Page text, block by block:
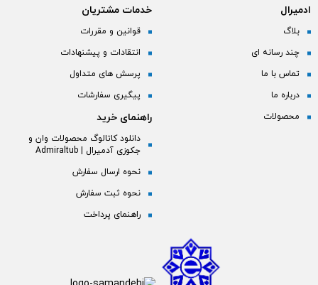
ادمیرال
بلاگ
چند رسانه ای
تماس با ما
درباره ما
محصولات
خدمات مشتریان
قوانین و مقررات
انتقادات و پیشنهادات
پرسش های متداول
پیگیری سفارشات
راهنمای خرید
دانلود کاتالوگ محصولات وان و
جکوزی آدمیرال | Admiraltub
نحوه ارسال سفارش
نحوه ثبت سفارش
راهنمای پرداخت